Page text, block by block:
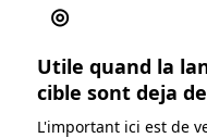
◎
Utile quand la
cible sont deja
L'important ici est de